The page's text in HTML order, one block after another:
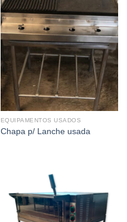
EQUIPAMENTOS USADOS
Chapa p/ Lanche usada